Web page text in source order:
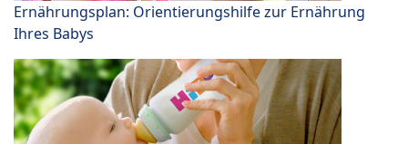
Ernährungsplan: Orientierungshilfe zur Ernährung
Ihres Babys